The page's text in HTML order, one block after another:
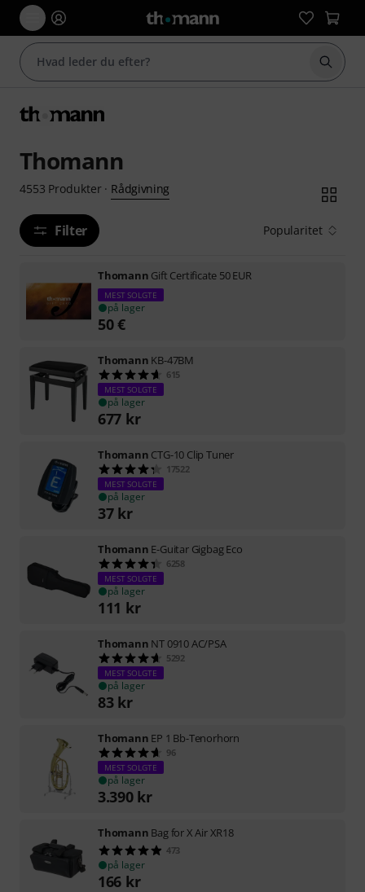
Start
Thomann
4553 Produkter· Rådgivning
Filter Popularitet
Thomann Gift Certificate 50 EUR
MEST SOLGTE
på lager
50€
Thomann KB-47BM
615
MEST SOLGTE
på lager
677 kr
Thomann CTG-10 Clip Tuner
17522
MEST SOLGTE
på lager
37 kr
Thomann E-Guitar Gigbag Eco
6258
MEST SOLGTE
på lager
111 kr
Thomann NT 0910 AC/PSA
5292
MEST SOLGTE
på lager
83 kr
Thomann EP 1 Bb-Tenorhorn
96
MEST SOLGTE
på lager
3.390 kr
Thomann Bag for X Air XR18
473
på lager
166 kr